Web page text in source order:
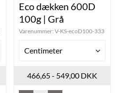
Eco dækken 600D
100g | Grå
Varenummer: V-KS-ecoD100-333
Centimeter
466,65 - 549,00 DKK